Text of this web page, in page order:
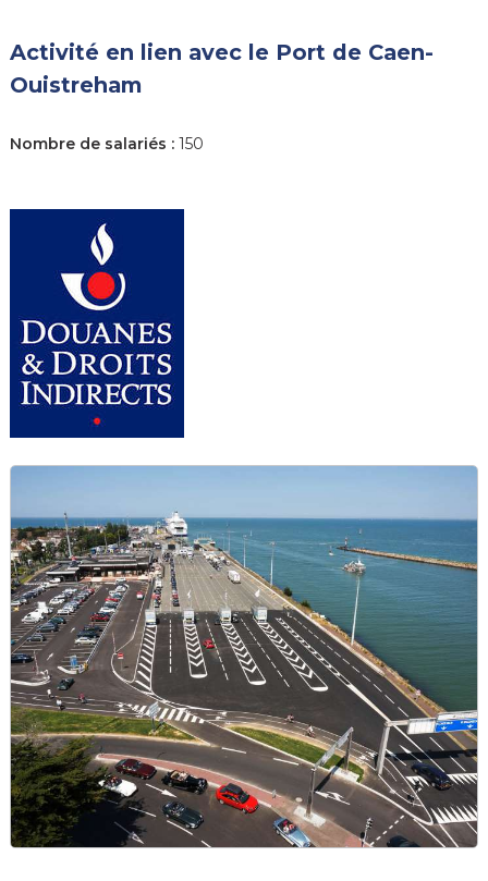
Activité en lien avec le Port de Caen-
Ouistreham
Nombre de salariés :150